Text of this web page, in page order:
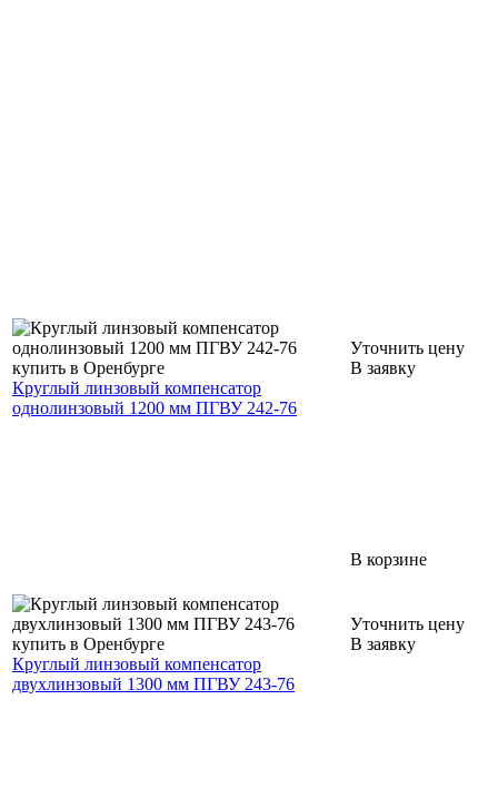
Круглый линзовый компенсатор
однолинзовый 1200 мм ПГВУ 242-76
Уточнить цену
В заявку
В корзине
Круглый линзовый компенсатор
двухлинзовый 1300 мм ПГВУ 243-76
Уточнить цену
В заявку